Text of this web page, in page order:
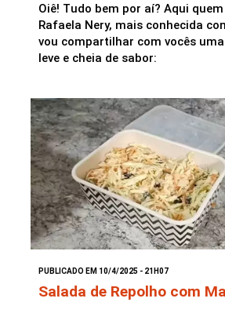
Oiê! Tudo bem por aí? Aqui
Rafaela Nery, mais conhecida
vou compartilhar com vocês
leve e cheia de sabor:
PUBLICADO EM 10/4/2025 - 21H07
Salada de Repolho com